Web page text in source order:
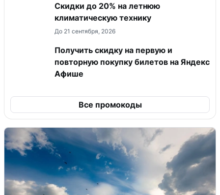
Скидки до 20% на летнюю
климатическую технику
До 21 сентября, 2026
Получить скидку на первую и
повторную покупку билетов на Яндекс
Афише
Все промокоды